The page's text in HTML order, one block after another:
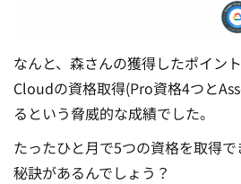
なんと、森さんの獲得したポイン
Cloudの資格取得(Pro資格4つと
るという脅威的な成績でした。
たったひと月で5つの資格を取得
秘訣があるんでしょう？